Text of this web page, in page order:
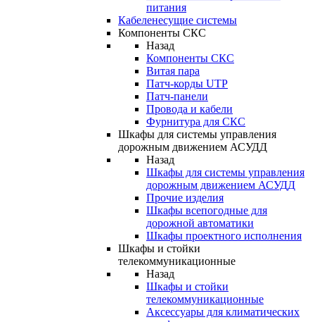
питания
Кабеленесущие системы
Компоненты СКС
Назад
Компоненты СКС
Витая пара
Патч-корды UTP
Патч-панели
Провода и кабели
Фурнитура для СКС
Шкафы для системы управления
дорожным движением АСУДД
Назад
Шкафы для системы управления
дорожным движением АСУДД
Прочие изделия
Шкафы всепогодные для
дорожной автоматики
Шкафы проектного исполнения
Шкафы и стойки
телекоммуникационные
Назад
Шкафы и стойки
телекоммуникационные
Аксессуары для климатических